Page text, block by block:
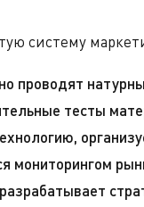
систему
проводят
тесты
мониторингом